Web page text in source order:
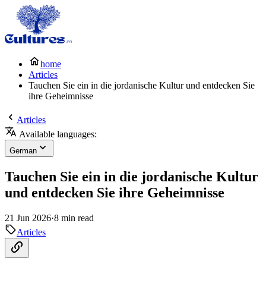
home
Articles
Tauchen Sie ein in die jordanische Kultur und entdecken Sie
ihre Geheimnisse
Articles
Available languages:
German
Tauchen Sie ein in die jordanische Kultur
und entdecken Sie ihre Geheimnisse
21 Jun 2026·8 min read
Articles